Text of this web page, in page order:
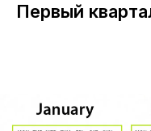
Первый